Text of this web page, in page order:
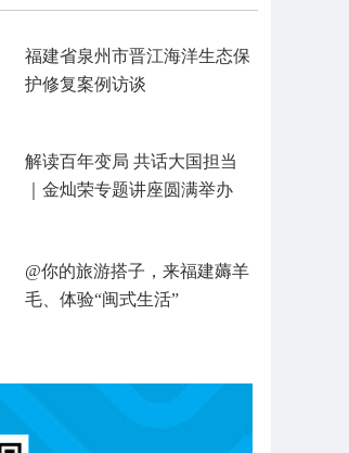
福建省泉州市晋江海洋生态保
护修复案例访谈
解读百年变局 共话大国担当
｜金灿荣专题讲座圆满举办
@你的旅游搭子，来福建薅羊
毛、体验“闽式生活”